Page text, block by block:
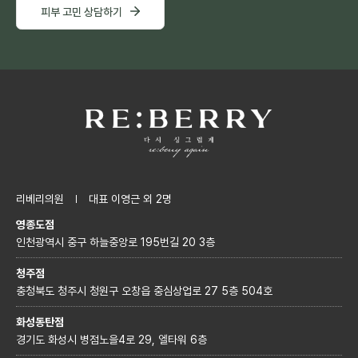
피부 고민 상담하기
리베리의원
대표 이영근 외 2명
영종도점
인천광역시 중구 하늘중앙로 195번길 20 3층
청주점
충청북도 청주시 청원구 오창읍 중심상업로 27 5층 504호
화성동탄점
경기도 화성시 병점노을4로 29, 엘타워 6층